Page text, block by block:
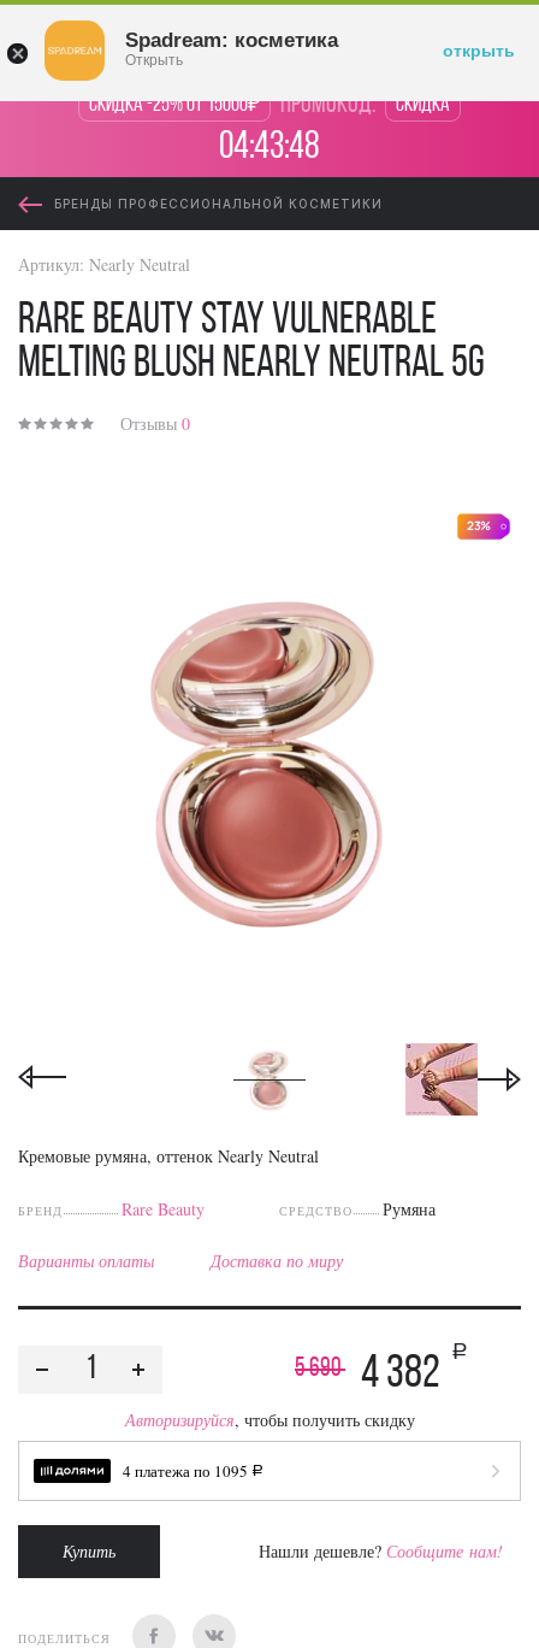
Скидка -25% от 15000₽ промокод: Скидка
04:43:47
БРЕНДЫ ПРОФЕССИОНАЛЬНОЙ КОСМЕТИКИ
23%
Артикул: Nearly Neutral
Rare Beauty Stay Vulnerable
Melting Blush Nearly Neutral 5g
Отзывы 0
Кремовые румяна, оттенок Nearly Neutral
БРЕНД Rare Beauty СРЕДСТВО Румяна
Варианты оплаты Доставка по миру
5 690 4 382
a
Авторизируйся, чтобы получить скидку
4 платежа по 1095 a
Купить Нашли дешевле? Сообщите нам!
ПОДЕЛИТЬСЯ
Spadream: косметика
Открыть открыть